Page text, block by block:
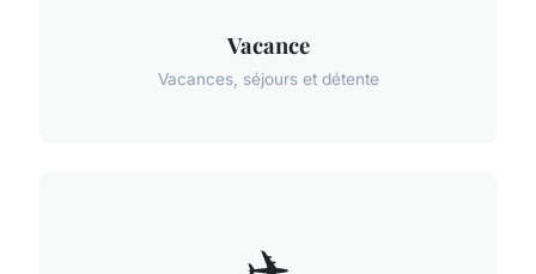
Vacance
Vacances, séjours et détente